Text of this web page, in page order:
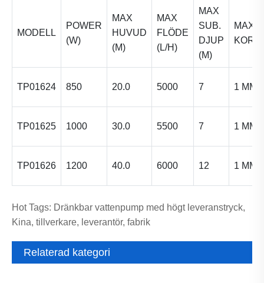
MODELL
POWER
(W)
MAX
HUVUD
(M)
MAX
FLÖDE
(L/H)
MAX
SUB.
DJUP
(M)
MAX
TP01624 850 20.0 5000 7 1 MM
TP01625 1000 30.0 5500 7 1 MM
TP01626 1200 40.0 6000 12 1 MM
Hot Tags: Dränkbar vattenpump med högt leveranstryck,
Kina, tillverkare, leverantör, fabrik
Relaterad kategori